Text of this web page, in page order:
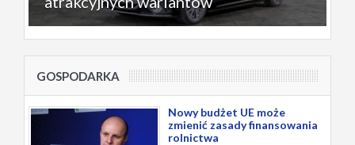
GOSPODARKA
Nowy budżet UE może
zmienić zasady finansowania
rolnictwa